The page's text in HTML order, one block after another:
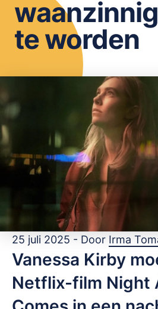
OPSLAAN
te worden
25 juli 2025 - Door Irma
Vanessa Kirby
Netflix-film Night